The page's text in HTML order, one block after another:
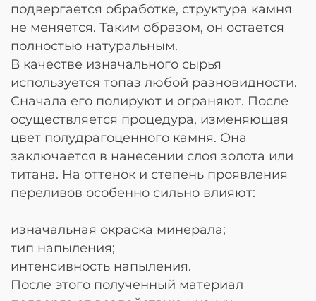
подвергается обработке, структура камня
не меняется. Таким образом, он остается
полностью натуральным.
В качестве изначального сырья
используется топаз любой разновидности.
Сначала его полируют и ограняют. После
осуществляется процедура, изменяющая
цвет полудрагоценного камня. Она
заключается в нанесении слоя золота или
титана. На оттенок и степень проявления
переливов особенно сильно влияют:
изначальная окраска минерала;
тип напыления;
интенсивность напыления.
После этого полученный материал